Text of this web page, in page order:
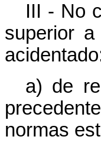
III - No
superior
a) de
normas